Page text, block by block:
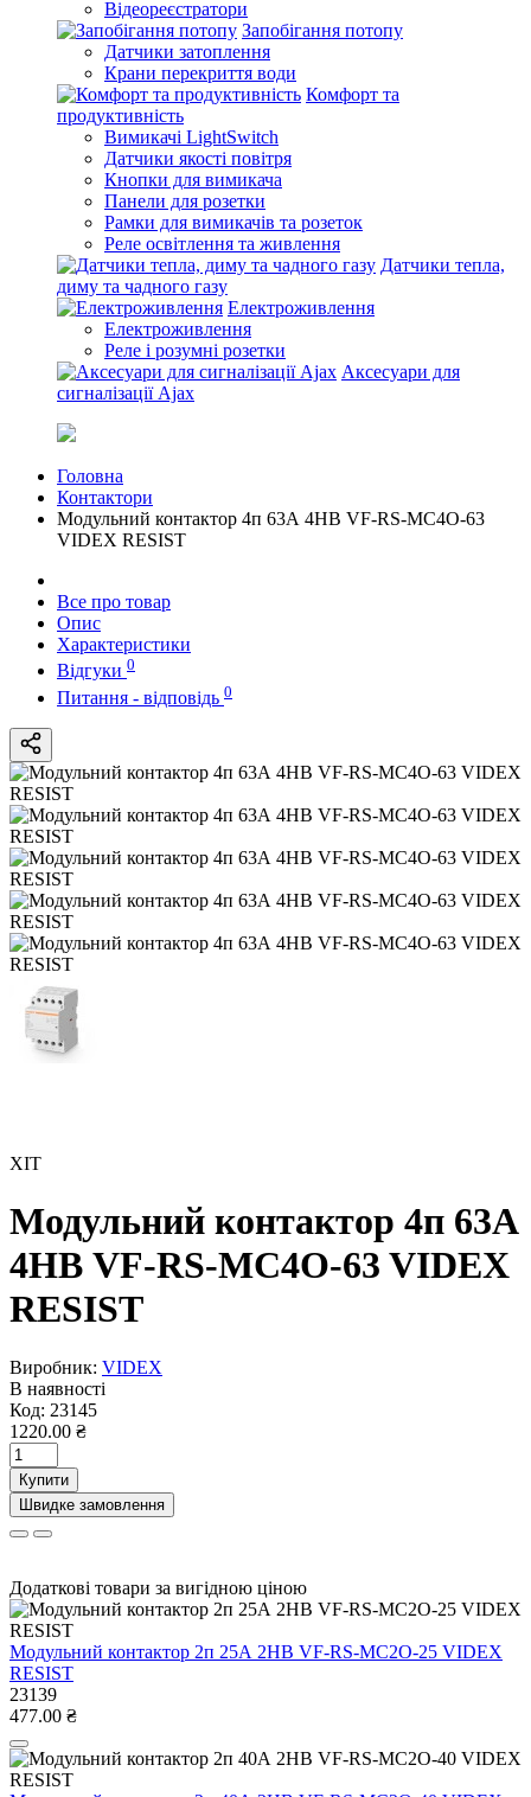
Відеореєстратори
Запобігання потопу
Датчики затоплення
Крани перекриття води
Комфорт та
продуктивність
Вимикачі LightSwitch
Датчики якості повітря
Кнопки для вимикача
Панели для розетки
Рамки для вимикачів та розеток
Реле освітлення та живлення
Датчики тепла,
диму та чадного газу
Електроживлення
Електроживлення
Реле і розумні розетки
Аксесуари для
сигналізації Ajax
Головна
Контактори
Модульний контактор 4п 63А 4НВ VF-RS-MC4O-63
VIDEX RESIST
Все про товар
Опис
Характеристики
Відгуки 0
Питання - відповідь 0
ХІТ
Модульний контактор 4п 63А
4НВ VF-RS-MC4O-63 VIDEX
RESIST
Виробник: VIDEX
В наявності
Код: 23145
1220.00 ₴
Купити
Швидке замовлення
Додаткові товари за вигідною ціною
Модульний контактор 2п 25А 2НВ VF-RS-MC2O-25 VIDEX
RESIST
23139
477.00 ₴